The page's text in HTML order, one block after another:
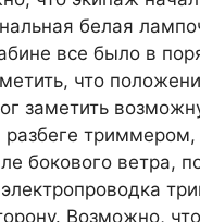
белая
все было в
что
заметить
бокового ветра,
Возможно,